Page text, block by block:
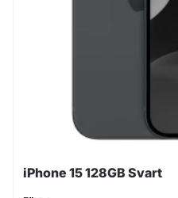
iPhone 15 128GB Svart